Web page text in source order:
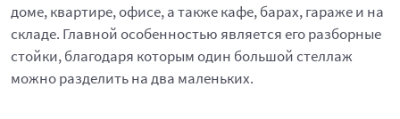
доме, квартире, офисе, а также кафе, барах, гараже и на
складе. Главной особенностью является его разборные
стойки, благодаря которым один большой стеллаж
можно разделить на два маленьких.